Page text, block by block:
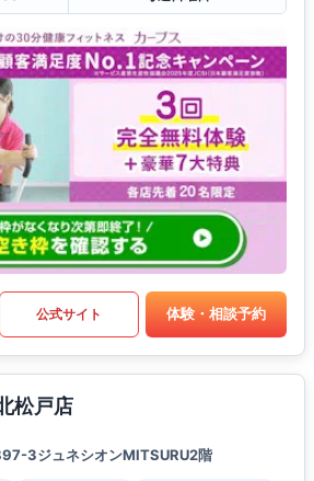
公式サイト 体験・相談予約
松戸店
3ジュネシオンMITSURU2階